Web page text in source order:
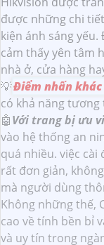
được những chi
kiện ánh sáng
cảm thấy yên tâm
nhà ở, cửa hàng
💡Điểm nhấn
có khả năng
🤖️Với trang bị ưu
vào hệ thống an
quá nhiều. việc cài
rất đơn giản,
mà người dùng
Không những thế,
cao về tính bền bỉ
và uy tín trong